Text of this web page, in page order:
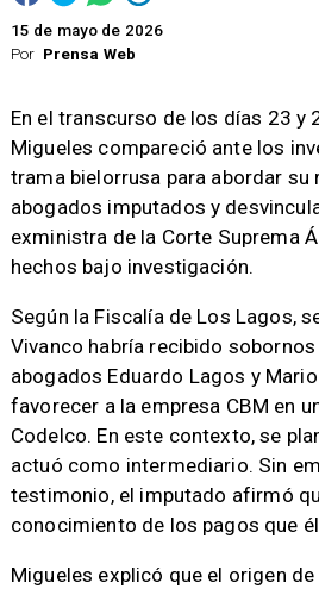
Por Prensa Web
15 de mayo de 2026
En el transcurso de los días 23 y
Migueles compareció ante los
trama bielorrusa para abordar su
abogados imputados y
exministra de la Corte Suprema
hechos bajo investigación.
Según la Fiscalía de Los Lagos,
Vivanco habría recibido
abogados Eduardo Lagos y
favorecer a la empresa CBM en
Codelco. En este contexto, se
actuó como intermediario. Sin
testimonio, el imputado afirmó
conocimiento de los pagos que
Migueles explicó que el origen